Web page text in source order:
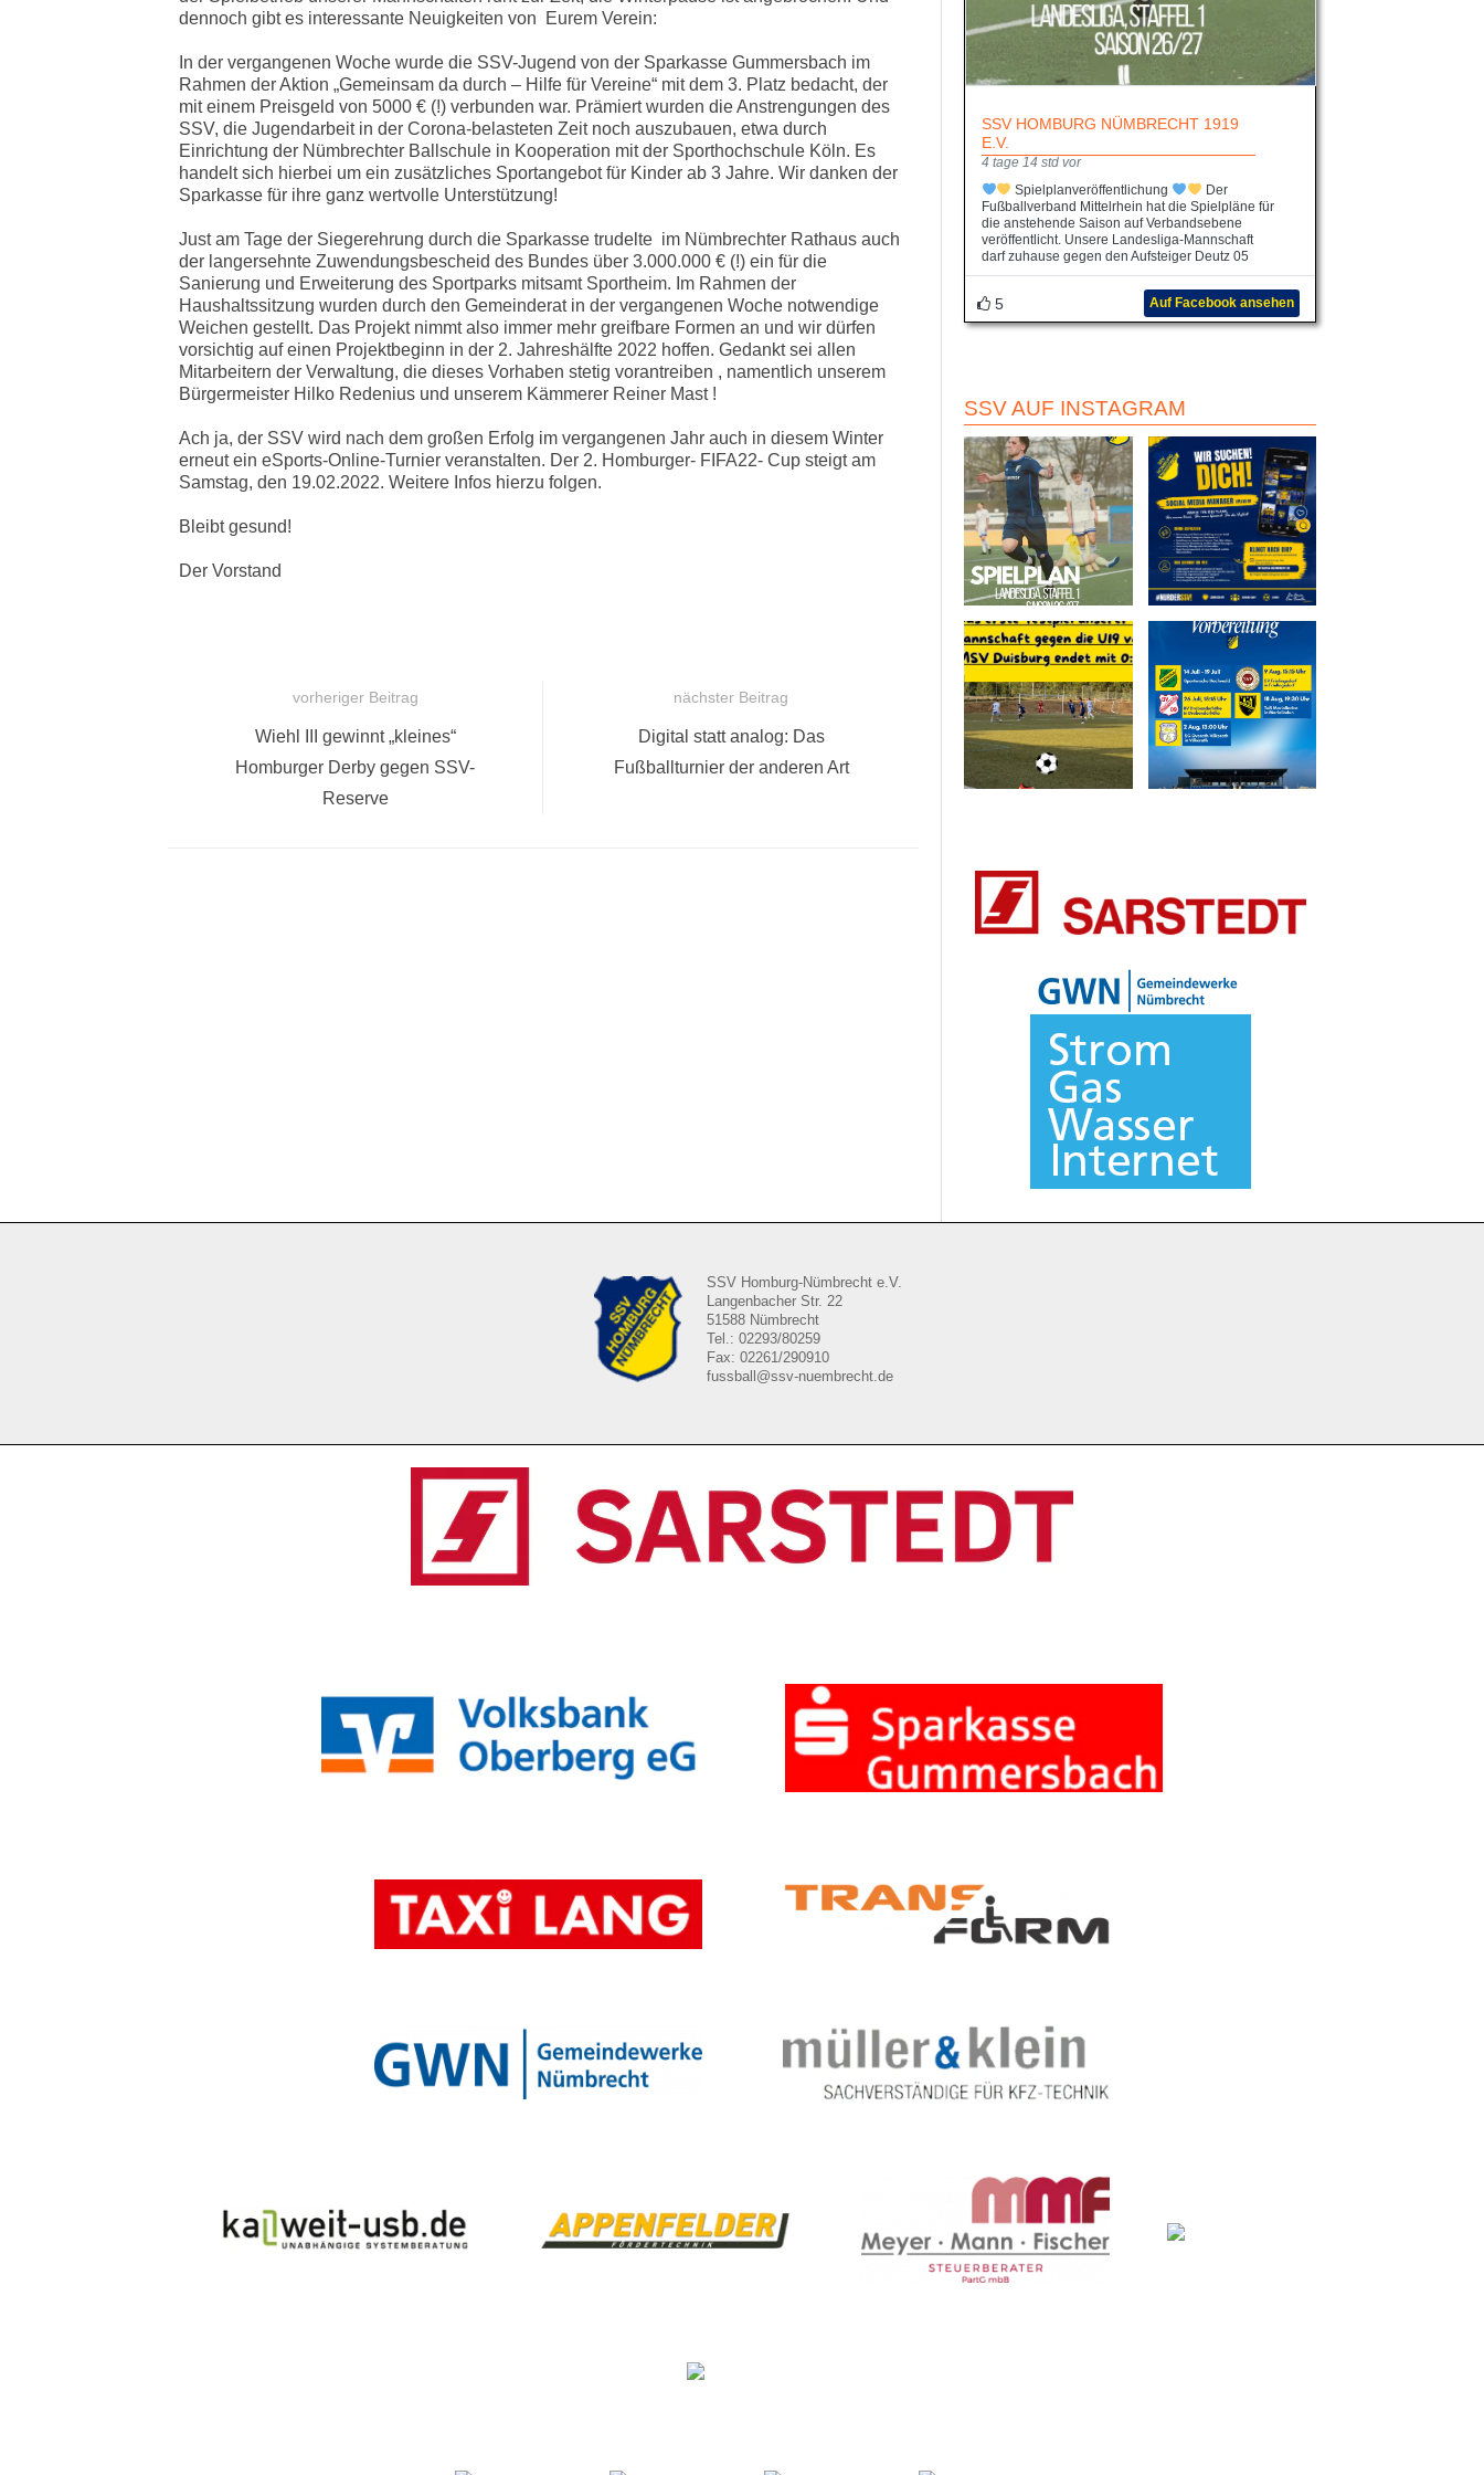
dennoch gibt es interessante Neuigkeiten von Eurem Verein:
In der vergangenen Woche wurde die SSV-Jugend von der Sparkasse Gummersbach im
Rahmen der Aktion „Gemeinsam da durch – Hilfe für Vereine“ mit dem 3. Platz bedacht, der
mit einem Preisgeld von 5000 € (!) verbunden war. Prämiert wurden die Anstrengungen des
SSV, die Jugendarbeit in der Corona-belasteten Zeit noch auszubauen, etwa durch
Einrichtung der Nümbrechter Ballschule in Kooperation mit der Sporthochschule Köln. Es
handelt sich hierbei um ein zusätzliches Sportangebot für Kinder ab 3 Jahre. Wir danken der
Sparkasse für ihre ganz wertvolle Unterstützung!
Just am Tage der Siegerehrung durch die Sparkasse trudelte im Nümbrechter Rathaus auch
der langersehnte Zuwendungsbescheid des Bundes über 3.000.000 € (!) ein für die
Sanierung und Erweiterung des Sportparks mitsamt Sportheim. Im Rahmen der
Haushaltssitzung wurden durch den Gemeinderat in der vergangenen Woche notwendige
Weichen gestellt. Das Projekt nimmt also immer mehr greifbare Formen an und wir dürfen
vorsichtig auf einen Projektbeginn in der 2. Jahreshälfte 2022 hoffen. Gedankt sei allen
Mitarbeitern der Verwaltung, die dieses Vorhaben stetig vorantreiben , namentlich unserem
Bürgermeister Hilko Redenius und unserem Kämmerer Reiner Mast !
Ach ja, der SSV wird nach dem großen Erfolg im vergangenen Jahr auch in diesem Winter
erneut ein eSports-Online-Turnier veranstalten. Der 2. Homburger- FIFA22- Cup steigt am
Samstag, den 19.02.2022. Weitere Infos hierzu folgen.
Bleibt gesund!
Der Vorstand
vorheriger Beitrag
Vorheriger
Beitrag:
Wiehl III gewinnt „kleines“
Homburger Derby gegen SSV-
Reserve
nächster Beitrag
Nächster
Beitrag:
Digital statt analog: Das
Fußballturnier der anderen Art
SSV HOMBURG NÜMBRECHT 1919
E.V.
4 tage 14 std vor
Spielplanveröffentlichung
Der
Fußballverband Mittelrhein hat die Spielpläne für
die anstehende Saison auf Verbandsebene
veröffentlicht. Unsere Landesliga-Mannschaft
darf zuhause gegen den Aufsteiger Deutz 05
5 Auf Facebook ansehen
SSV AUF INSTAGRAM
SSV Homburg-Nümbrecht e.V.
Langenbacher Str. 22
51588 Nümbrecht
Tel.: 02293/80259
Fax: 02261/290910
fussball@ssv-nuembrecht.de